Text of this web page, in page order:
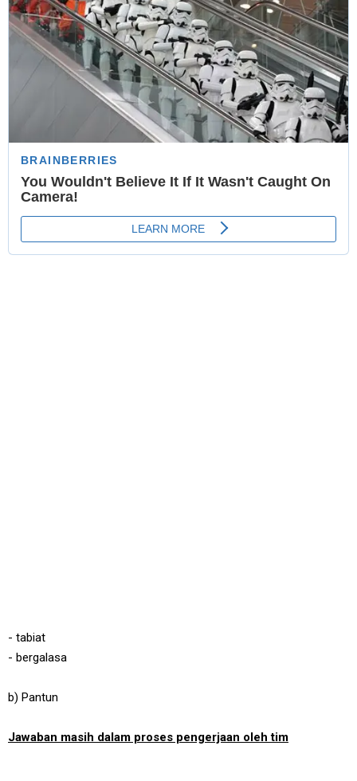
- tabiat
- bergalasa
b) Pantun
Jawaban masih dalam proses pengerjaan oleh tim